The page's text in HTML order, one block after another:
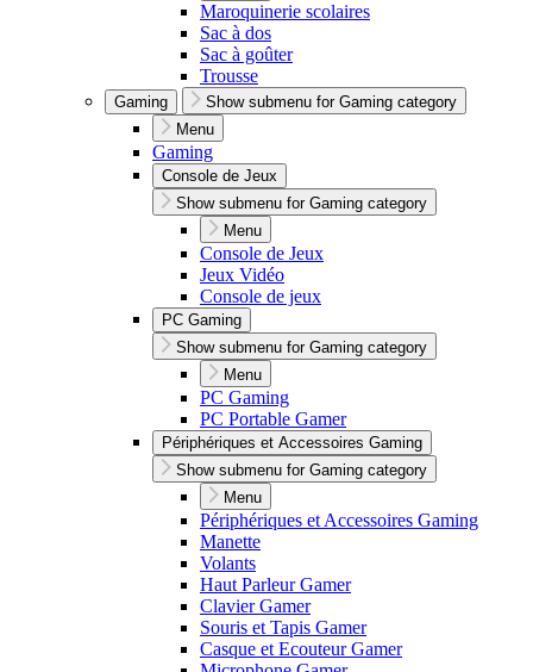
Maroquinerie scolaires
Sac à dos
Sac à goûter
Trousse
Gaming
Show submenu for Gaming category
Menu
Gaming
Console de Jeux
Show submenu for Gaming category
Menu
Console de Jeux
Jeux Vidéo
Console de jeux
PC Gaming
Show submenu for Gaming category
Menu
PC Gaming
PC Portable Gamer
Périphériques et Accessoires Gaming
Show submenu for Gaming category
Menu
Périphériques et Accessoires Gaming
Manette
Volants
Haut Parleur Gamer
Clavier Gamer
Souris et Tapis Gamer
Casque et Ecouteur Gamer